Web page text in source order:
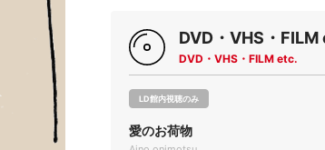
DVD・VHS・FILM
DVD・VHS・FILM etc.
LD館内視聴のみ
愛のお荷物